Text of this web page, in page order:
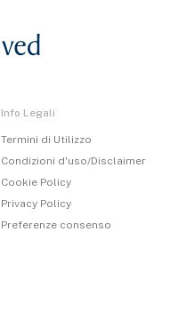
Info Legali
Termini di Utilizzo
Condizioni d'uso/Disclaimer
Cookie Policy
Privacy Policy
Preferenze consenso